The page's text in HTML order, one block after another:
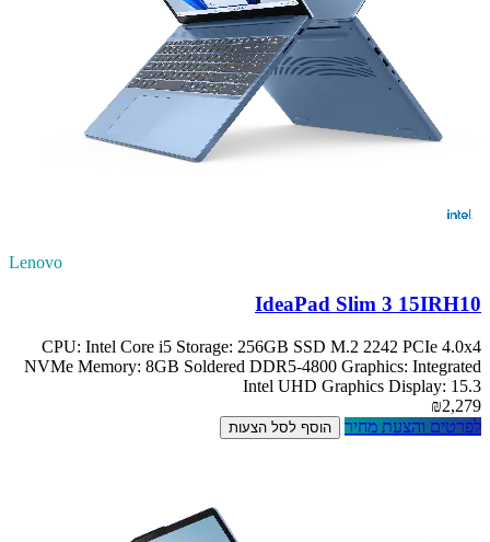
Lenovo
IdeaPad Slim 3 15IRH10
CPU: Intel Core i5 Storage: 256GB SSD M.2 2242 PCIe 4.0x4
NVMe Memory: 8GB Soldered DDR5-4800 Graphics: Integrated
Intel UHD Graphics Display: 15.3
₪2,279
לפרטים והצעת מחיר
הוסף לסל הצעות